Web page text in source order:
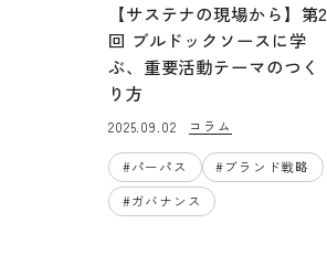
【サステナの現場から】第2
回 ブルドックソースに学
ぶ、重要活動テーマのつく
り方
2025.09.02 コラム
#パーパス #ブランド戦略
#ガバナンス